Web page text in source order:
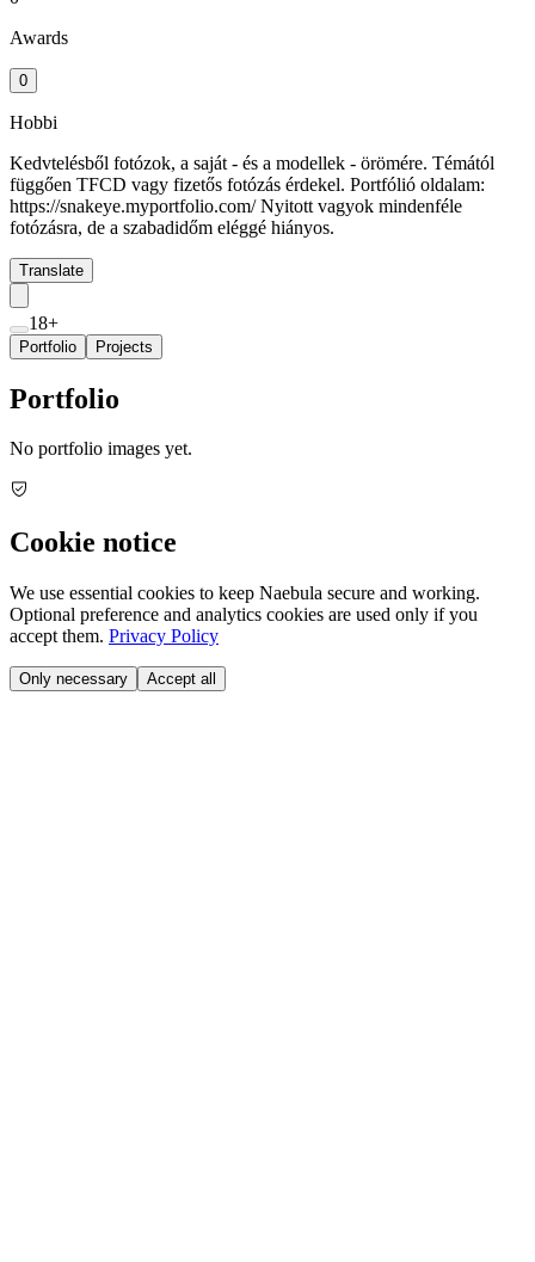
Awards
0
Hobbi
Kedvtelésből fotózok, a saját - és a modellek - örömére. Témától
függően TFCD vagy fizetős fotózás érdekel. Portfólió oldalam:
https://snakeye.myportfolio.com/ Nyitott vagyok mindenféle
fotózásra, de a szabadidőm eléggé hiányos.
Translate
18+
Portfolio Projects
Portfolio
No portfolio images yet.
Cookie notice
We use essential cookies to keep Naebula secure and working.
Optional preference and analytics cookies are used only if you
accept them. Privacy Policy
Only necessary Accept all